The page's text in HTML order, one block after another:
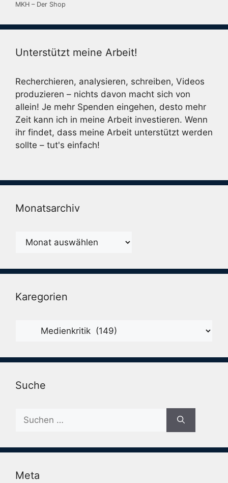
MKH – Der Shop
Unterstützt meine Arbeit!
Recherchieren, analysieren, schreiben, Videos
produzieren – nichts davon macht sich von
allein! Je mehr Spenden eingehen, desto mehr
Zeit kann ich in meine Arbeit investieren. Wenn
ihr findet, dass meine Arbeit unterstützt werden
sollte – tut's einfach!
Monatsarchiv
Monatsarchiv
Karegorien
Karegorien
Suche
nach:
Meta